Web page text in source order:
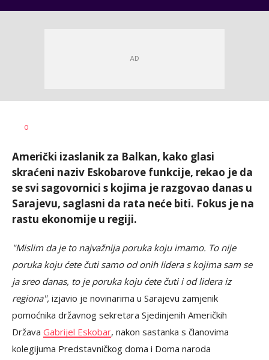
AUTOR
0
Američki izaslanik za Balkan, kako glasi
skraćeni naziv Eskobarove funkcije, rekao je da
se svi sagovornici s kojima je razgovao danas u
Sarajevu, saglasni da rata neće biti. Fokus je na
rastu ekonomije u regiji.
"Mislim da je to najvažnija poruka koju imamo. To nije
poruka koju ćete čuti samo od onih lidera s kojima sam se
ja sreo danas, to je poruka koju ćete čuti i od lidera iz
regiona", izjavio je novinarima u Sarajevu zamjenik
pomoćnika državnog sekretara Sjedinjenih Američkih
Država Gabrijel Eskobar, nakon sastanka s članovima
kolegijuma Predstavničkog doma i Doma naroda